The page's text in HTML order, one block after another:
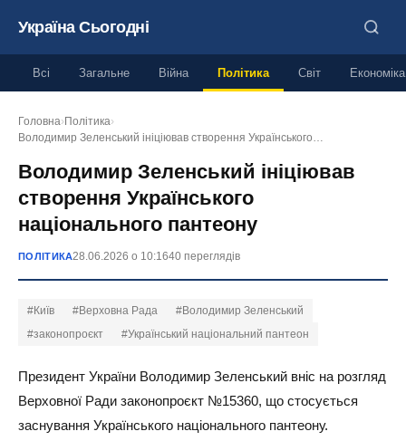
Україна Сьогодні
Всі Загальне Війна Політика Світ Економіка
Головна› Політика›
Володимир Зеленський ініціював створення Українського…
Володимир Зеленський ініціював
створення Українського
національного пантеону
ПОЛІТИКА28.06.2026 о 10:1640 переглядів
#Київ #Верховна Рада
#Володимир Зеленський
#законопроєкт
#Український національний пантеон
Президент України Володимир Зеленський вніс на розгляд
Верховної Ради законопроєкт №15360, що стосується
заснування Українського національного пантеону.